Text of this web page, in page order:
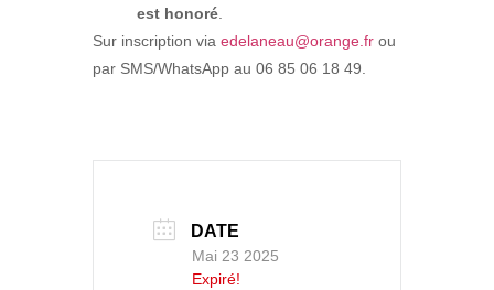
est honoré
Sur inscription via edelaneau@orange.fr ou
par SMS/WhatsApp au 06 85 06 18 49.
DATE
Mai 23 2025
Expiré!